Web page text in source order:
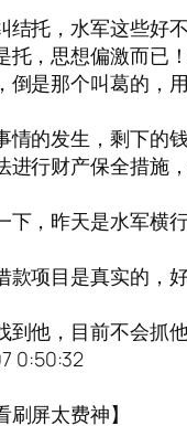
结托，水军这些好
托，思想偏激而已
倒是那个叫葛的，
情的发生，剩下的
进行财产保全措施
下，昨天是水军横
款项目是真实的，
到他，目前不会抓
0:50:32
刷屏太费神】